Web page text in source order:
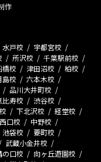
作
水戸校
宇都宮校
所沢校
千葉駅前校
橋校 津田沼校
柏校
島校
六本木校
品川大井町校
比寿校
渋谷校
下北沢校
経堂校
口校
中野校
池袋校
要町校
武蔵小金井校
の口校
向ヶ丘遊園校